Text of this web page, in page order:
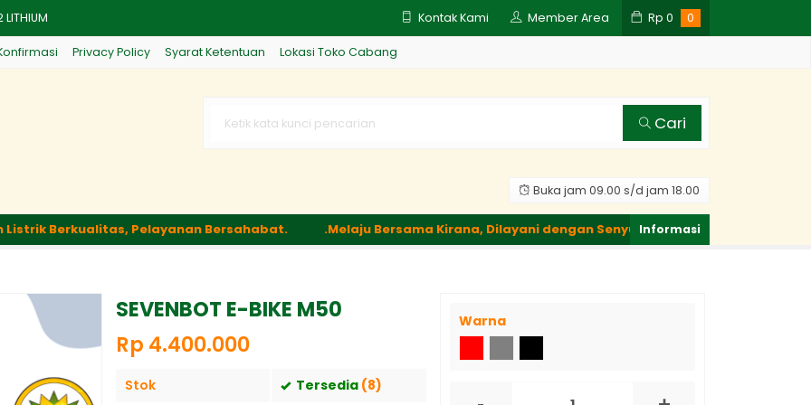
LITHIUM
12AH
Dijual Terpisah)
Kontak Kami Member Area Rp 0 0
Privacy Policy Syarat Ketentuan Lokasi Toko Cabang
Cari
Buka jam 09.00 s/d jam 18.00
Berkualitas, Pelayanan Bersahabat. .Melaju Bersama Kirana, Dilayani dengan Senyuman. Berkendara Lebih
SEVENBOT E-BIKE M50
Rp 4.400.000
Stok Tersedia (8)
Warna